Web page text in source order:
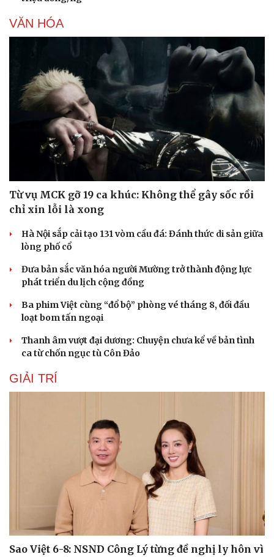
Sân khấu - Điện ảnh
Giải trí
Nghệ sĩ
Thời trang
Sao Việt
VĂN HÓA
Từ vụ MCK gỡ 19 ca khúc: Không thể gây sốc rồi
chỉ xin lỗi là xong
Hà Nội sắp cải tạo 131 vòm cầu đá: Đánh thức di sản giữa
lòng phố cổ
Đưa bản sắc văn hóa người Mường trở thành động lực
phát triển du lịch cộng đồng
Ba phim Việt cùng “đổ bộ” phòng vé tháng 8, đối đầu
loạt bom tấn ngoại
Thanh âm vượt đại dương: Chuyện chưa kể về bản tình
ca từ chốn ngục tù Côn Đảo
GIẢI TRÍ
Sao Việt 6-8: NSND Công Lý từng đề nghị ly hôn vì